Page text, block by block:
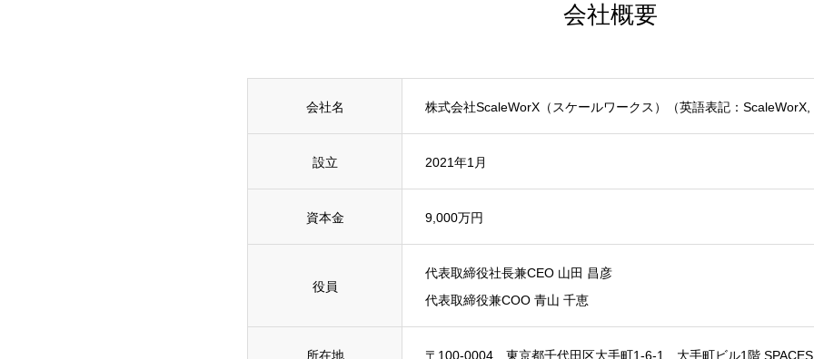
会社概要
会社名 株式会社ScaleWorX（スケールワークス）（英語表記：ScaleWorX,
設立 2021年1月
資本金 9,000万円
役員
代表取締役社長兼CEO 山田 昌彦
代表取締役兼COO 青山 千恵
所在地 〒100-0004 東京都千代田区大手町1-6-1 大手町ビル1階 SPACES